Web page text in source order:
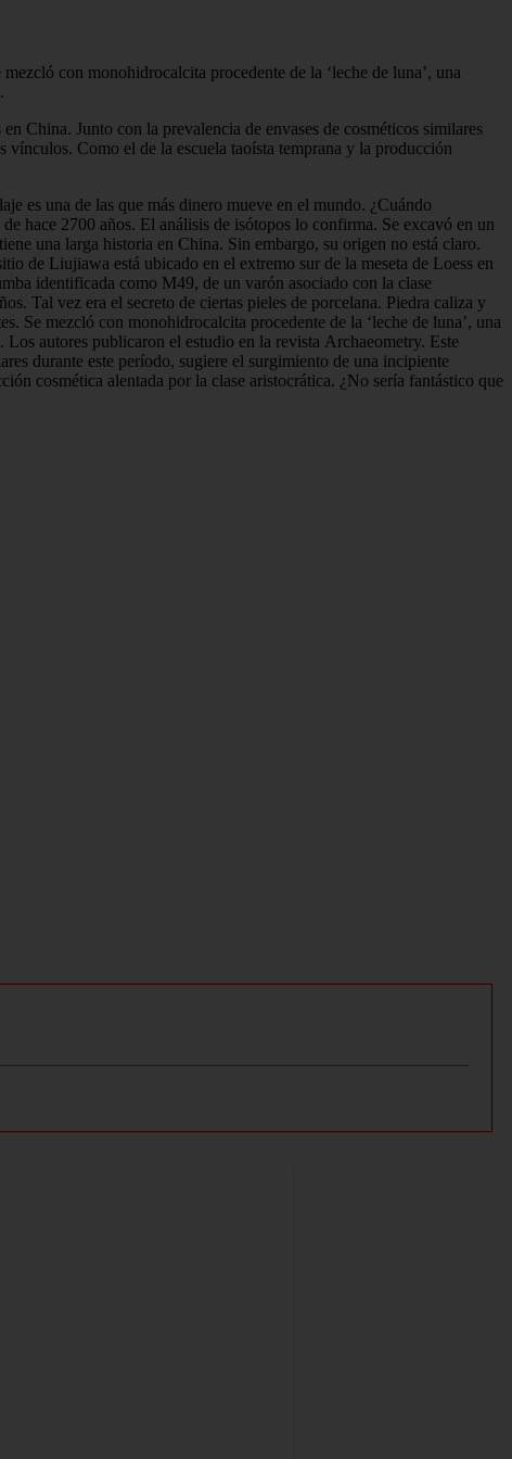
con monohidrocalcita procedente de la ‘leche de luna’, una
China. Junto con la prevalencia de envases de cosméticos similares
Como el de la escuela taoísta temprana y la producción
es una de las que más dinero mueve en el mundo. ¿Cuándo
hace 2700 años. El análisis de isótopos lo confirma. Se excavó en un
una larga historia en China. Sin embargo, su origen no está claro.
de Liujiawa está ubicado en el extremo sur de la meseta de Loess en
identificada como M49, de un varón asociado con la clase
Tal vez era el secreto de ciertas pieles de porcelana. Piedra caliza y
Se mezcló con monohidrocalcita procedente de la ‘leche de luna’, una
autores publicaron el estudio en la revista Archaeometry. Este
durante este período, sugiere el surgimiento de una incipiente
cosmética alentada por la clase aristocrática. ¿No sería fantástico que